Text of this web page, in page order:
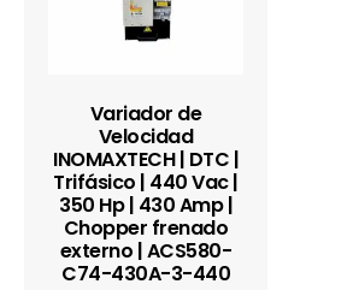
Variador de
Velocidad
INOMAXTECH | DTC |
Trifásico | 440 Vac |
350 Hp | 430 Amp |
Chopper frenado
externo | ACS580-
C74-430A-3-440